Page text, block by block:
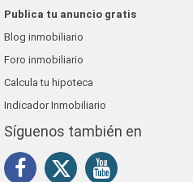
Publica tu anuncio gratis
Blog inmobiliario
Foro inmobiliario
Calcula tu hipoteca
Indicador Inmobiliario
Síguenos también en